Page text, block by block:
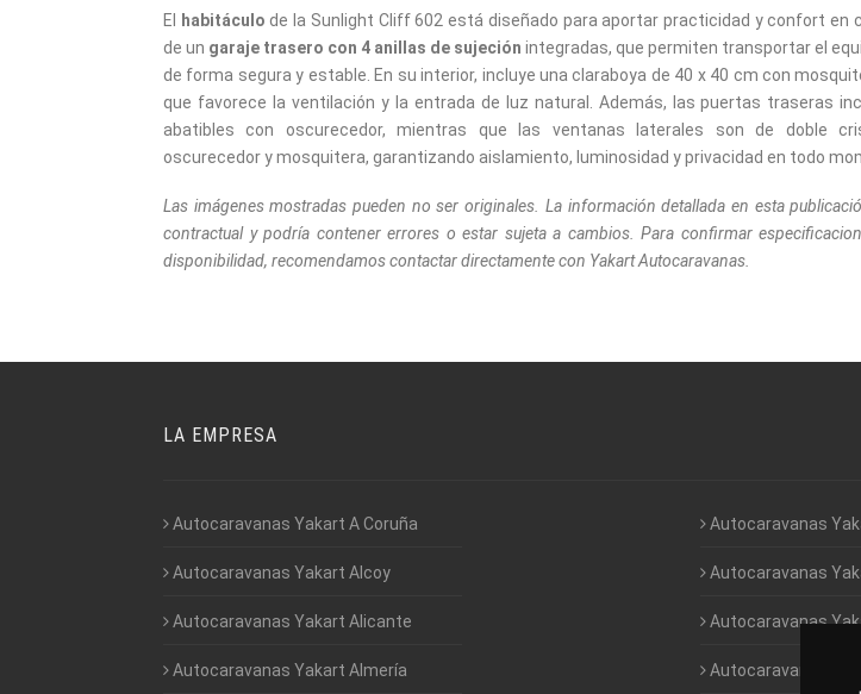
El habitáculo de la Sunlight Cliff 602 está diseñado para aportar practicidad y confort en
de un garaje trasero con 4 anillas de sujeción integradas, que permiten transportar el
de forma segura y estable. En su interior, incluye una claraboya de 40 x 40 cm con
que favorece la ventilación y la entrada de luz natural. Además, las puertas traseras
abatibles con oscurecedor, mientras que las ventanas laterales son de doble
oscurecedor y mosquitera, garantizando aislamiento, luminosidad y privacidad en todo
Las imágenes mostradas pueden no ser originales. La información detallada en esta
contractual y podría contener errores o estar sujeta a cambios. Para confirmar
disponibilidad, recomendamos contactar directamente con Yakart Autocaravanas.
LA EMPRESA
Autocaravanas Yakart A Coruña
Autocaravanas Yakart Alcoy
Autocaravanas Yakart Alicante
Autocaravanas Yakart Almería
Autocaravanas
Autocaravanas
Autocaravanas
Autocaravanas